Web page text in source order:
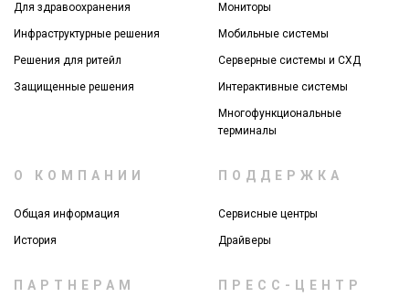
Для здравоохранения
Инфраструктурные решения
Решения для ритейл
Защищенные решения
Мониторы
Мобильные системы
Серверные системы и СХД
Интерактивные системы
Многофункциональные
терминалы
О КОМПАНИИ
Общая информация
История
ПОДДЕРЖКА
Сервисные центры
Драйверы
ПАРТНЕРАМ ПРЕСС-ЦЕНТР